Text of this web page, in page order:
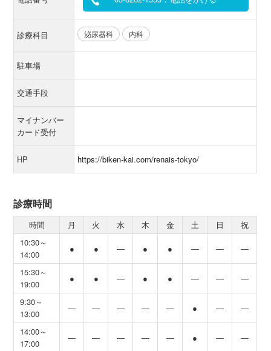
診療科目 泌尿器科 内科
駐車場
交通手段
マイナンバー
カード受付
HP https://biken-kai.com/renais-tokyo/
診療時間
時間 月 火 水 木 金 土 日
祝
10:30～
14:00
● ● ― ● ● ― ― ―
15:30～
19:00
● ● ― ● ● ― ― ―
9:30～
13:00
― ― ― ― ― ● ― ―
14:00～
17:00
― ― ― ― ― ● ― ―